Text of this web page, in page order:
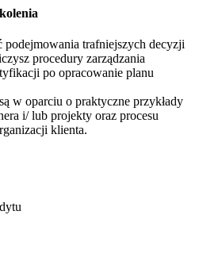
podejmowania trafniejszych decyzji
procedury zarządzania
po opracowanie planu
w oparciu o praktyczne przykłady
i/ lub projekty oraz procesu
klienta.